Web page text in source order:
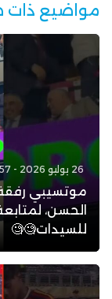
مواضيع ذات
26 يوليو 2026 - 20:57
موتسيبي
الحسن،
للسيدات🧐🧐